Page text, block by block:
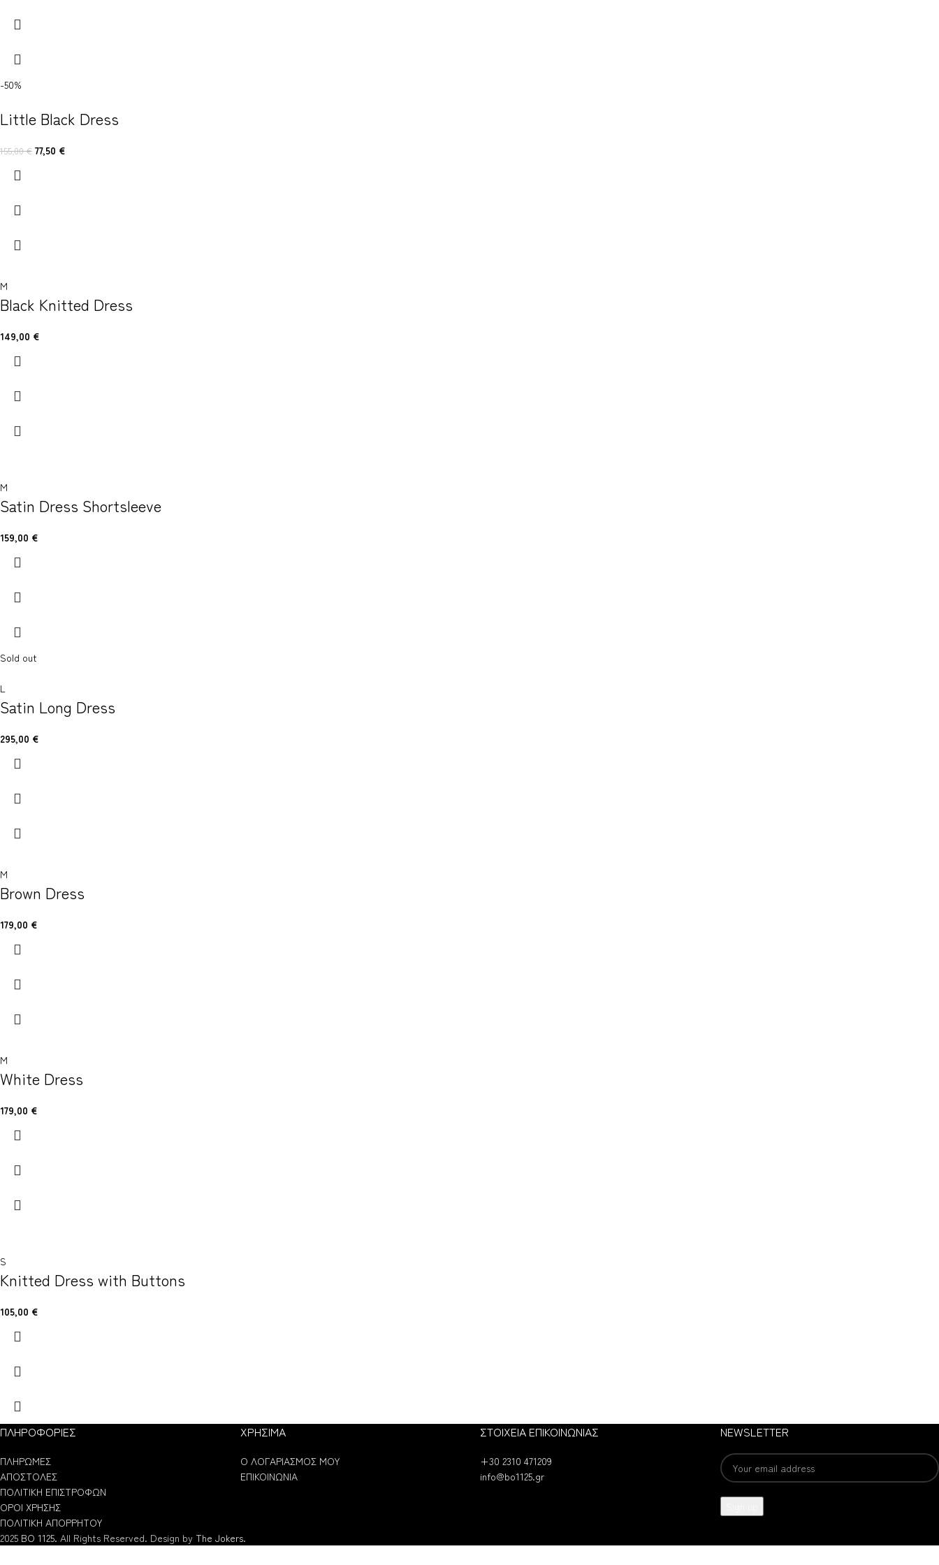
-50%
Little Black Dress
155,00€ 77,50 €
M
Black Knitted Dress
149,00 €
M
Satin Dress Shortsleeve
159,00 €
Sold out
L
Satin Long Dress
295,00 €
M
Brown Dress
179,00 €
M
White Dress
179,00 €
S
Knitted Dress with Buttons
105,00 €
ΠΛΗΡΟΦΟΡΙΕΣ
ΠΛΗΡΩΜΕΣ
ΑΠΟΣΤΟΛΕΣ
ΠΟΛΙΤΙΚΗ ΕΠΙΣΤΡΟΦΩΝ
ΟΡΟΙ ΧΡΗΣΗΣ
ΠΟΛΙΤΙΚΗ ΑΠΟΡΡΗΤΟΥ
ΧΡΗΣΙΜΑ
Ο ΛΟΓΑΡΙΑΣΜΟΣ ΜΟΥ
ΕΠΙΚΟΙΝΩΝΙΑ
ΣΤΟΙΧΕΙΑ ΕΠΙΚΟΙΝΩΝΙΑΣ
+30 2310 471209
info@bo1125.gr
NEWSLETTER
2025 BO 1125. All Rights Reserved. Design by The Jokers.